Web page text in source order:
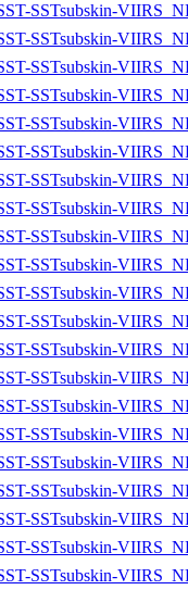
SSTsubskin-
SSTsubskin-
SSTsubskin-
SSTsubskin-
SSTsubskin-
SSTsubskin-
SSTsubskin-
SSTsubskin-
SSTsubskin-
SSTsubskin-
SSTsubskin-
SSTsubskin-
SSTsubskin-
SSTsubskin-
SSTsubskin-
SSTsubskin-
SSTsubskin-
SSTsubskin-
SSTsubskin-
SSTsubskin-
SSTsubskin-